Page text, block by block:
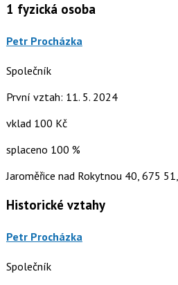
1 fyzická osoba
Petr Procházka
Společník
První vztah: 11. 5. 2024
vklad 100 Kč
splaceno 100 %
Jaroměřice nad Rokytnou 40, 675
Historické vztahy
Petr Procházka
Společník